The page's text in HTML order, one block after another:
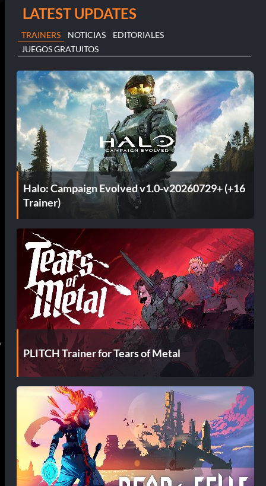
LATEST UPDATES
TRAINERS NOTICIAS
EDITORIALES
JUEGOS GRATUITOS
Halo: Campaign Evolved v1.0-v20260729+ (+16
Trainer)
PLITCH Trainer for Tears of Metal